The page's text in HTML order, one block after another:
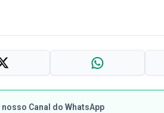
Canal do WhatsApp